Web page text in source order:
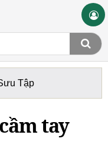
Tập
tay